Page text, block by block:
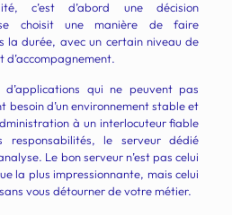
c’est d’abord une décision
choisit une manière de faire
la durée, avec un certain niveau de
qui ne peuvent pas
besoin d’un environnement stable et
à un interlocuteur fiable
responsabilités, le serveur dédié
Le bon serveur n’est pas celui
la plus impressionnante, mais celui
vous détourner de votre métier.